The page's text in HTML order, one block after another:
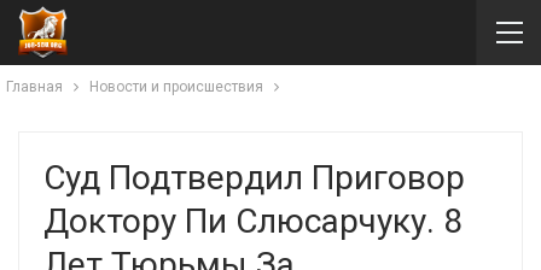
Главная Новости и происшествия
Суд Подтвердил Приговор
Доктору Пи Слюсарчуку. 8